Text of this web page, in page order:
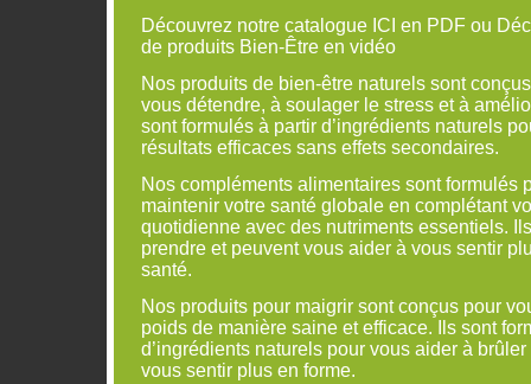
Découvrez notre catalogue ICI en PDF ou
de produits Bien-Être en vidéo
Nos produits de bien-être naturels sont
vous détendre, à soulager le stress et à
sont formulés à partir d’ingrédients naturels
résultats efficaces sans effets secondaires.
Nos compléments alimentaires sont formulés
maintenir votre santé globale en complétant
quotidienne avec des nutriments essentiels.
prendre et peuvent vous aider à vous sentir
santé.
Nos produits pour maigrir sont conçus pour
poids de manière saine et efficace. Ils sont
d’ingrédients naturels pour vous aider à
vous sentir plus en forme.